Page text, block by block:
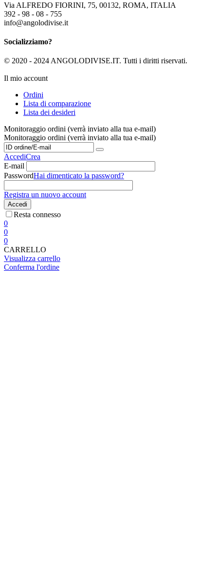
Via ALFREDO FIORINI, 75, 00132, ROMA, ITALIA
392 - 98 - 08 - 755
info@angolodivise.it
Socializziamo?
© 2020 - 2024 ANGOLODIVISE.IT. Tutti i diritti riservati.
Il mio account
Ordini
Lista di comparazione
Lista dei desideri
Monitoraggio ordini (verrà inviato alla tua e-mail)
Monitoraggio ordini (verrà inviato alla tua e-mail)
AccediCrea
E-mail
PasswordHai dimenticato la password?
Registra un nuovo account
Accedi
Resta connesso
0
0
0
CARRELLO
Visualizza carrello
Conferma l'ordine